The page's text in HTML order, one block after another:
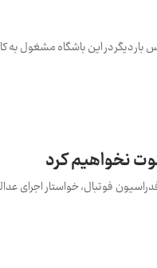
بار دیگر در این باشگاه مشغول به
نخواهیم کرد
فوتبال، خواستار اجرای